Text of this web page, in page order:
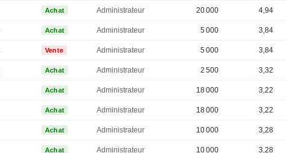
Achat Administrateur 20 000 4,94
Achat Administrateur 5 000 3,84
Vente Administrateur 5 000 3,84
Achat Administrateur 2 500 3,32
Achat Administrateur 18 000 3,22
Achat Administrateur 18 000 3,22
Achat Administrateur 10 000 3,28
Achat Administrateur 10 000 3,28